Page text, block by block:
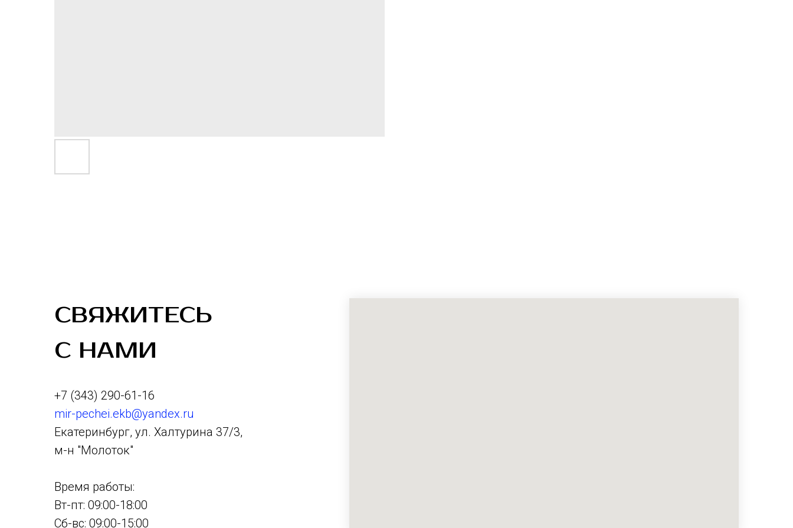
СВЯЖИТЕСЬ
С НАМИ
+7 (343) 290-61-16
mir-pechei.ekb@yandex.ru
Екатеринбург, ул. Халтурина 37/3,
м-н "Молоток"
Время работы:
Вт-пт: 09:00-18:00
Сб-вс: 09:00-15:00